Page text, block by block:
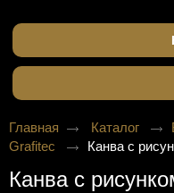
Главная Каталог
Grafitec
Канва с
Канва с